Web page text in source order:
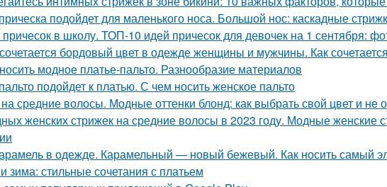
подойдет для маленького носа. Большой нос: каскадные
в школу. ТОП-10 идей причесок для девочек на 1 сентября:
бордовый цвет в одежде женщины и мужчины. Как
модное платье-пальто. Разнообразие материалов
подойдет к платью. С чем носить женское пальто
средние волосы. Модные оттенки блонд: как выбрать свой цвет и не
женских стрижек на средние волосы в 2023 году. Модные женские
в одежде. Карамельный — новый бежевый. Как носить самый
зима: стильные сочетания с платьем